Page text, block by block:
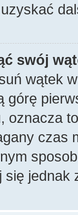
swój
wątek
górę
oznacza
czas
jednak